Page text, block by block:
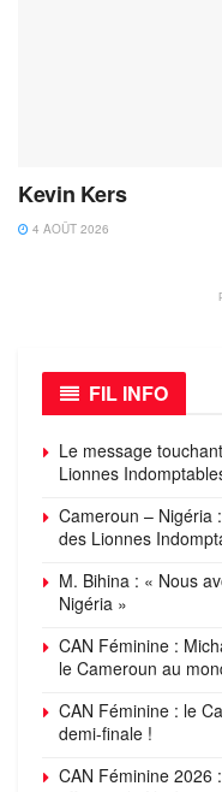
Kevin Kers
4 AOÛT 2026
FIL INFO
Le message
Lionnes
Cameroun – Nigéria
des Lionnes
M. Bihina : « Nous
Nigéria »
CAN Féminine :
le Cameroun au
CAN Féminine : le
demi-finale !
CAN Féminine 2026